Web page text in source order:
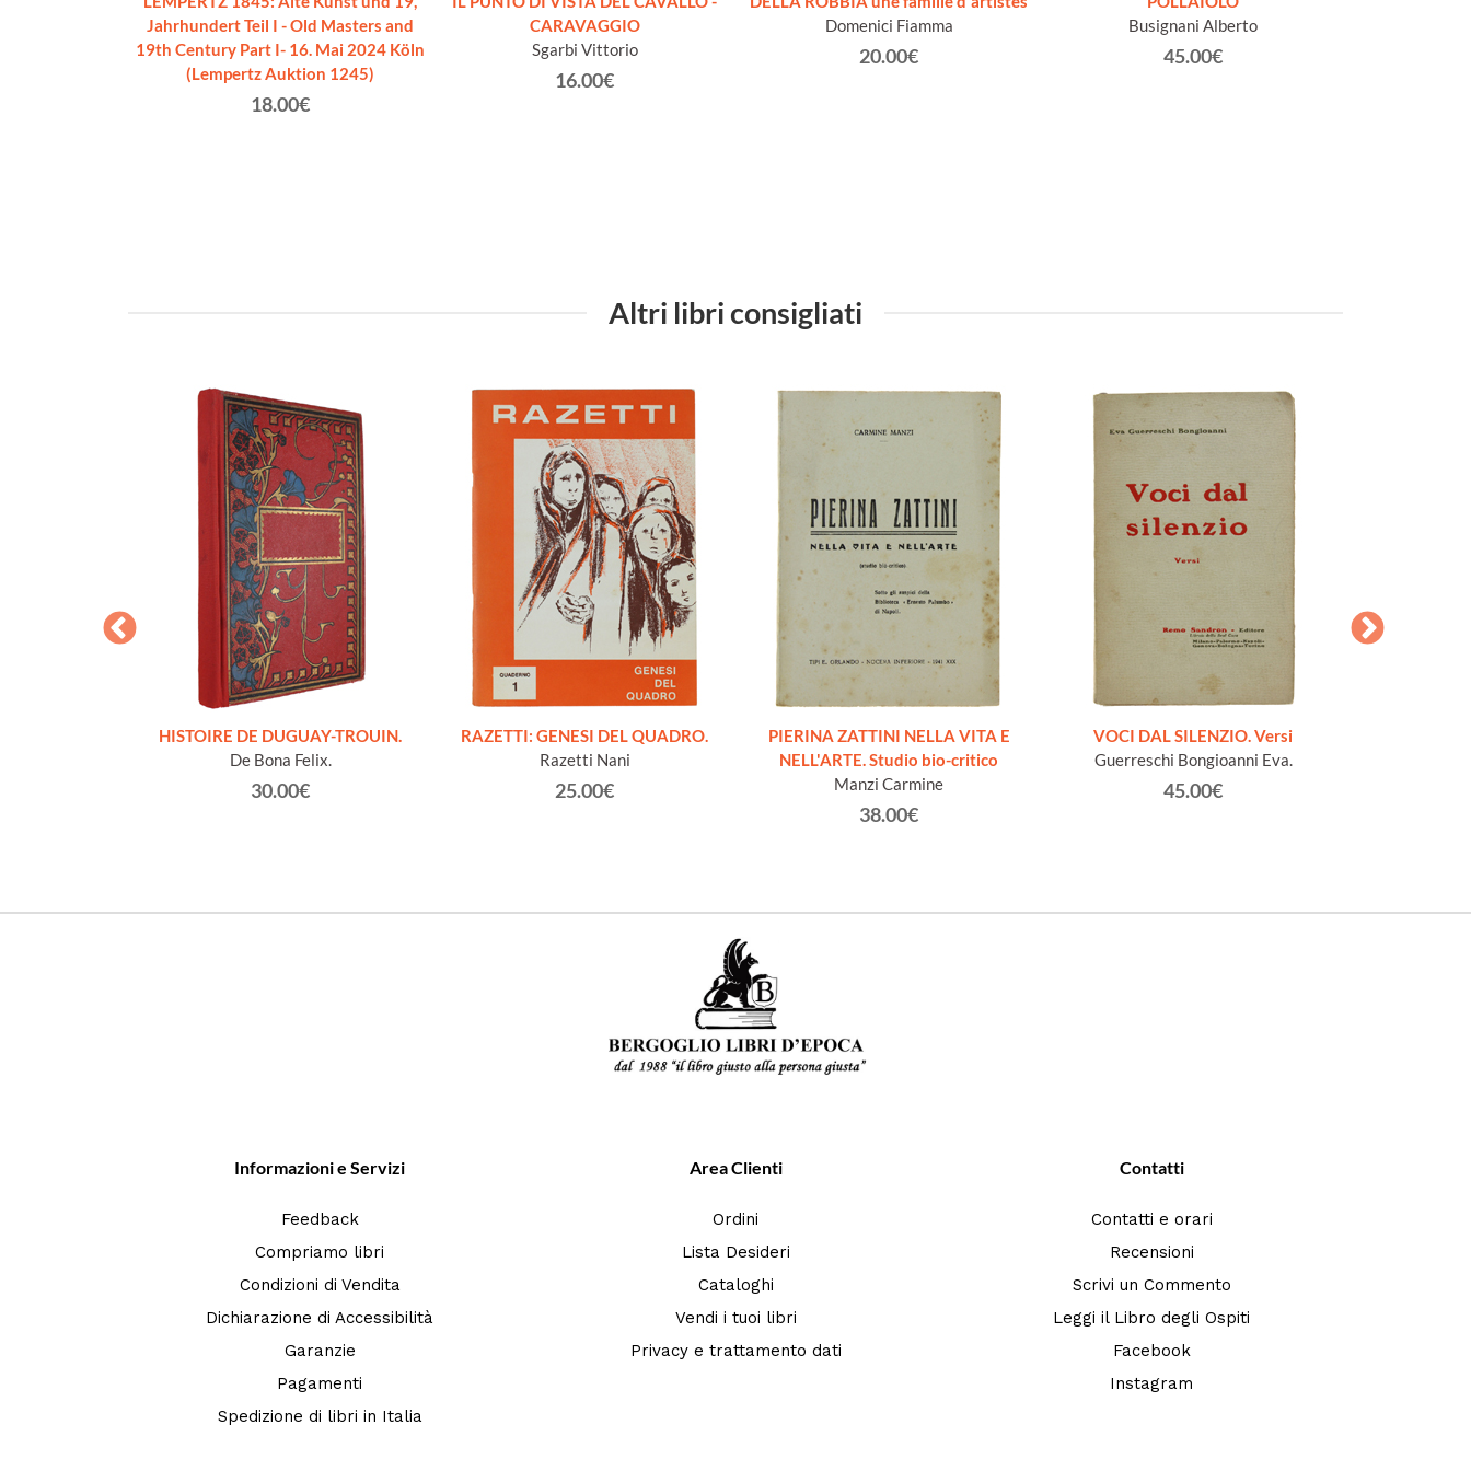
Jahrhundert Teil I - Old Masters and
19th Century Part I- 16. Mai 2024 Köln
(Lempertz Auktion 1245)
18.00€
CARAVAGGIO
Sgarbi Vittorio
16.00€
Domenici Fiamma
20.00€
Busignani Alberto
45.00€
Altri libri consigliati
HISTOIRE DE DUGUAY-TROUIN.
De Bona Felix.
30.00€
RAZETTI: GENESI DEL QUADRO.
Razetti Nani
25.00€
PIERINA ZATTINI NELLA VITA E
NELL'ARTE. Studio bio-critico
Manzi Carmine
38.00€
VOCI DAL SILENZIO. Versi
Guerreschi Bongioanni Eva.
45.00€
Informazioni e Servizi
Feedback
Compriamo libri
Condizioni di Vendita
Dichiarazione di Accessibilità
Garanzie
Pagamenti
Spedizione di libri in Italia
Area Clienti
Ordini
Lista Desideri
Cataloghi
Vendi i tuoi libri
Privacy e trattamento dati
Contatti
Contatti e orari
Recensioni
Scrivi un Commento
Leggi il Libro degli Ospiti
Facebook
Instagram